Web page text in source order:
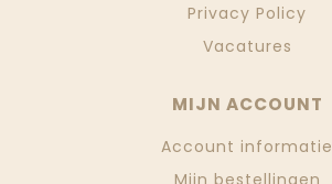
Privacy Policy
Vacatures
MIJN ACCOUNT
Account informatie